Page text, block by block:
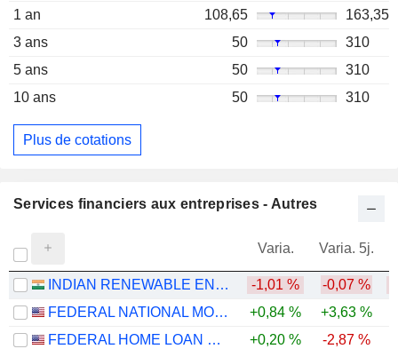
1 an
108,65
163,35
3 ans
50
310
5 ans
50
310
10 ans
50 310
Plus de cotations
Services financiers aux entreprises - Autres
Varia. Varia. 5j.
INDIAN RENEWABLE ENERGY DEVELOPMENT AGENCY LIMITED -1,01 % -0,07 %
FEDERAL NATIONAL MORTGAGE ASSOCIATION
+0,84 % +3,63 %
FEDERAL HOME LOAN MORTGAGE CORPORATION
+0,20 % -2,87 %